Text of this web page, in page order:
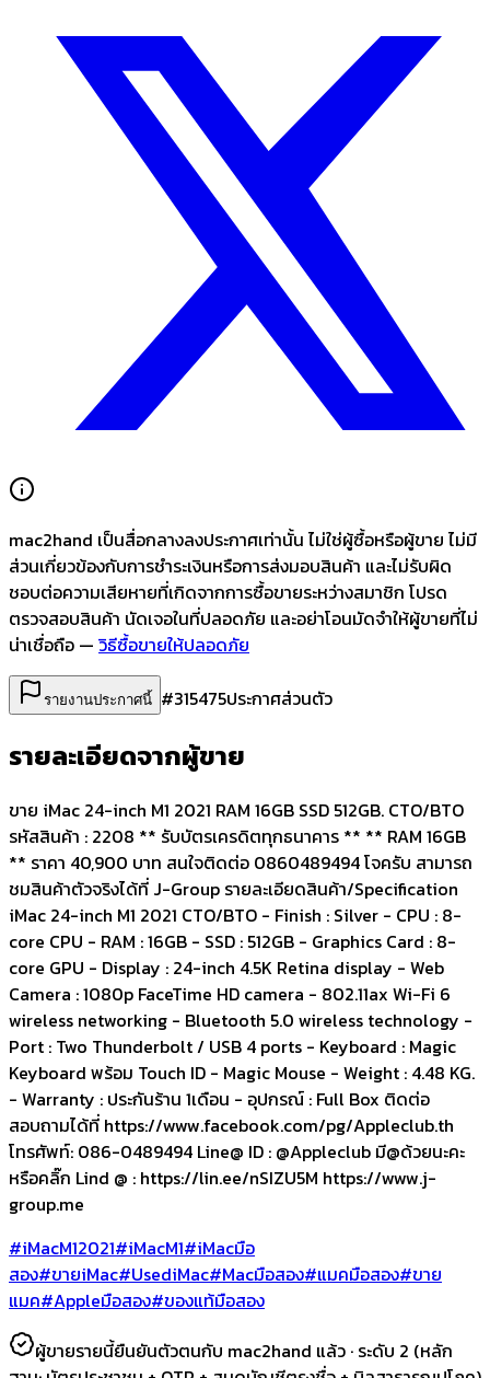
mac2hand เป็นสื่อกลางลงประกาศเท่านั้น ไม่ใช่ผู้ซื้อหรือผู้ขาย ไม่มี
ส่วนเกี่ยวข้องกับการชำระเงินหรือการส่งมอบสินค้า และไม่รับผิด
ชอบต่อความเสียหายที่เกิดจากการซื้อขายระหว่างสมาชิก โปรด
ตรวจสอบสินค้า นัดเจอในที่ปลอดภัย และอย่าโอนมัดจำให้ผู้ขายที่ไม่
น่าเชื่อถือ — วิธีซื้อขายให้ปลอดภัย
รายงานประกาศนี้ #315475ประกาศส่วนตัว
รายละเอียดจากผู้ขาย
ขาย iMac 24-inch M1 2021 RAM 16GB SSD 512GB. CTO/BTO
รหัสสินค้า : 2208 ** รับบัตรเครดิตทุกธนาคาร ** ** RAM 16GB
** ราคา 40,900 บาท สนใจติดต่อ 0860489494 โจครับ สามารถ
ชมสินค้าตัวจริงได้ที่ J-Group รายละเอียดสินค้า/Specification
iMac 24-inch M1 2021 CTO/BTO - Finish : Silver - CPU : 8-
core CPU - RAM : 16GB - SSD : 512GB - Graphics Card : 8-
core GPU - Display : 24-inch 4.5K Retina display - Web
Camera : 1080p FaceTime HD camera - 802.11ax Wi-Fi 6
wireless networking - Bluetooth 5.0 wireless technology -
Port : Two Thunderbolt / USB 4 ports - Keyboard : Magic
Keyboard พร้อม Touch ID - Magic Mouse - Weight : 4.48 KG.
- Warranty : ประกันร้าน 1เดือน - อุปกรณ์ : Full Box ติดต่อ
สอบถามได้ที่ https://www.facebook.com/pg/Appleclub.th
โทรศัพท์: 086-0489494 Line@ ID : @Appleclub มี@ด้วยนะคะ
หรือคลิ๊ก Lind @ : https://lin.ee/nSIZU5M https://www.j-
group.me
#iMacM12021#iMacM1#iMacมือ
สอง#ขายiMac#UsediMac#Macมือสอง#แมคมือสอง#ขาย
แมค#Appleมือสอง#ของแท้มือสอง
ผู้ขายรายนี้ยืนยันตัวตนกับ mac2hand แล้ว · ระดับ 2 (หลัก